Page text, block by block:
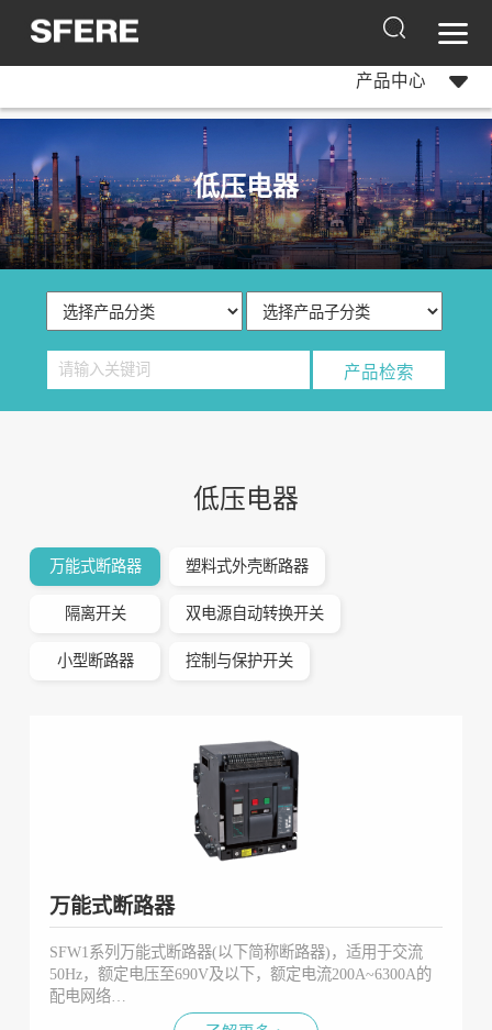
低压电器
产品中心
低压电器
万能式断路器 塑料式外壳断路器
隔离开关 双电源自动转换开关
小型断路器 控制与保护开关
万能式断路器
SFW1系列万能式断路器(以下简称断路器)，适用于交流
50Hz，额定电压至690V及以下，额定电流200A~6300A的
配电网络…